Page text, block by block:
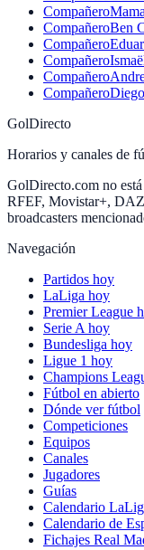
Compañero
CompañeroBen
Compañero
Compañero
Compañero
Compañero
GolDirecto
Horarios y canales de
GolDirecto.com no
RFEF, Movistar+,
broadcasters
Navegación
Partidos hoy
LaLiga hoy
Premier League
Serie A hoy
Bundesliga hoy
Ligue 1 hoy
Champions
Fútbol en abierto
Dónde ver fútbol
Competiciones
Equipos
Canales
Jugadores
Guías
Calendario
Calendario de
Fichajes Real